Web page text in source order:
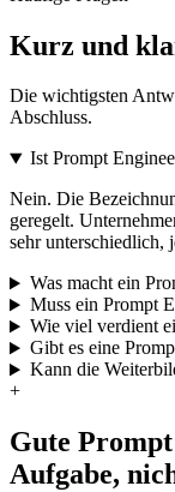
Kurz und
Die wichtigsten
Abschluss.
Ist Prompt
Nein. Die
geregelt.
sehr unterschiedlich,
Was macht ein
Muss ein Prompt
Wie viel verdient
Gibt es eine
Kann die
+
Gute
Aufgabe,